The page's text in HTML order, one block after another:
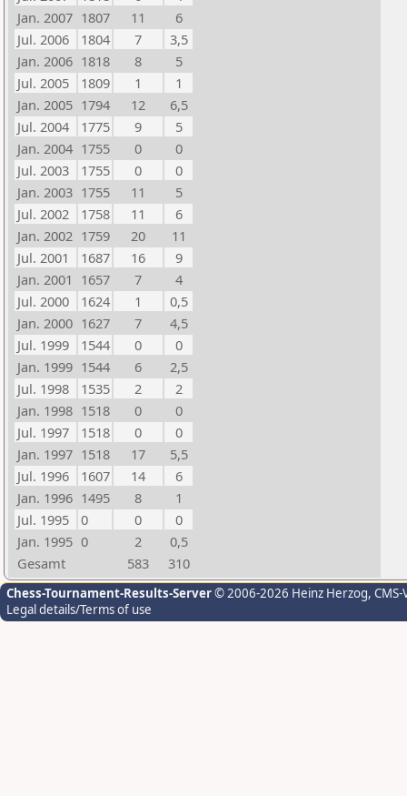
Jan. 2007 1807 11
6
Jul. 2006
1804 7
3,5
Jan. 2006 1818 8
5
Jul. 2005
1809 1
1
Jan. 2005 1794 12
6,5
Jul. 2004
1775 9
5
Jan. 2004 1755 0
0
Jul. 2003
1755 0
0
Jan. 2003 1755 11
5
Jul. 2002
1758 11
6
Jan. 2002 1759 20
11
Jul. 2001
1687 16
9
Jan. 2001 1657 7
4
Jul. 2000
1624 1
0,5
Jan. 2000 1627 7
4,5
Jul. 1999
1544 0
0
Jan. 1999 1544 6
2,5
Jul. 1998
1535 2
2
Jan. 1998 1518 0
0
Jul. 1997
1518 0
0
Jan. 1997 1518 17
5,5
Jul. 1996
1607 14
6
Jan. 1996 1495 8
1
Jul. 1995
0 0
0
Jan. 1995 0 2
0,5
Gesamt
583 310
Chess-Tournament-Results-Server© 2006-2026 Heinz Herzog,
Legal details/Terms of use